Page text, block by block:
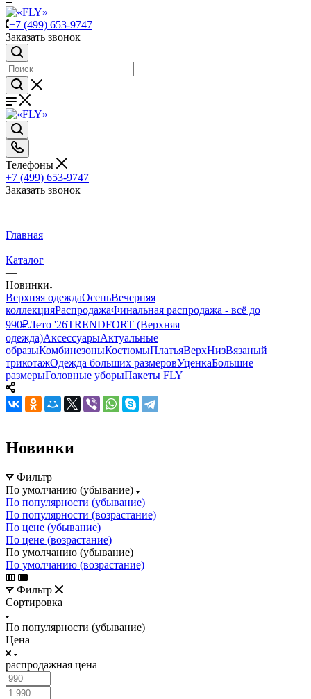
+7 (499) 653-9747
Заказать звонок
Телефоны
+7 (499) 653-9747
Заказать звонок
Главная
—
Каталог
—
Новинки
Верхняя одеждаОсеньВечерняя
коллекцияРаспродажаФинальная распродажа - всё до
990₽Лето '26TRENDFORT (Верхняя
одежда)АксессуарыАктуальные
образыКомбинезоныКостюмыПлатьяВерхНизВязаный
трикотажОдежда больших размеровУценкаБольшие
размерыГоловные уборыПакеты FLY
Новинки
Фильтр
По умолчанию (убывание)
По популярности (убывание)
По популярности (возрастание)
По цене (убывание)
По цене (возрастание)
По умолчанию (убывание)
По умолчанию (возрастание)
Фильтр
Сортировка
По популярности (убывание)
Цена
распродажная цена